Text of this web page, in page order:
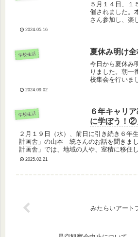
５月１４日、１
催されました。
さん参加し、楽
ーティフル）の
トボ...
2024.05.16
学校生活 夏休み明け
今日から夏休み
りました。朝一
校集会を行いま
い歯のコンクー
た。校...
2024.09.02
学校生活
６年キャリ
に学ぼう！②
２月１９日（水）、前日に引き続き６年
計画舎」の山本 統さんのお話を聞きま
計画舎」では、地域の人や、室積に移住
一緒に楽しいイベントなどの企画や、峨
2025.02.21
みたらいアート